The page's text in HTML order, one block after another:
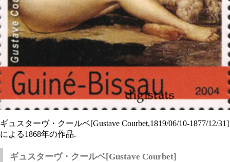
ギュスターヴ・クールベ[Gustave Courbet,1819/06/10-1877/12/31]
による1868年の作品.
ギュスターヴ・クールベ[Gustave Courbet]